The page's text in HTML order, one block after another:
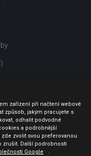
pro spotřebitele
zařízení při načtení webové
způsob, jakým pracujete s
odhalit podvodné
a podrobnější
zvolit svou preferovanou
zrušit. Další podrobnosti
Google .